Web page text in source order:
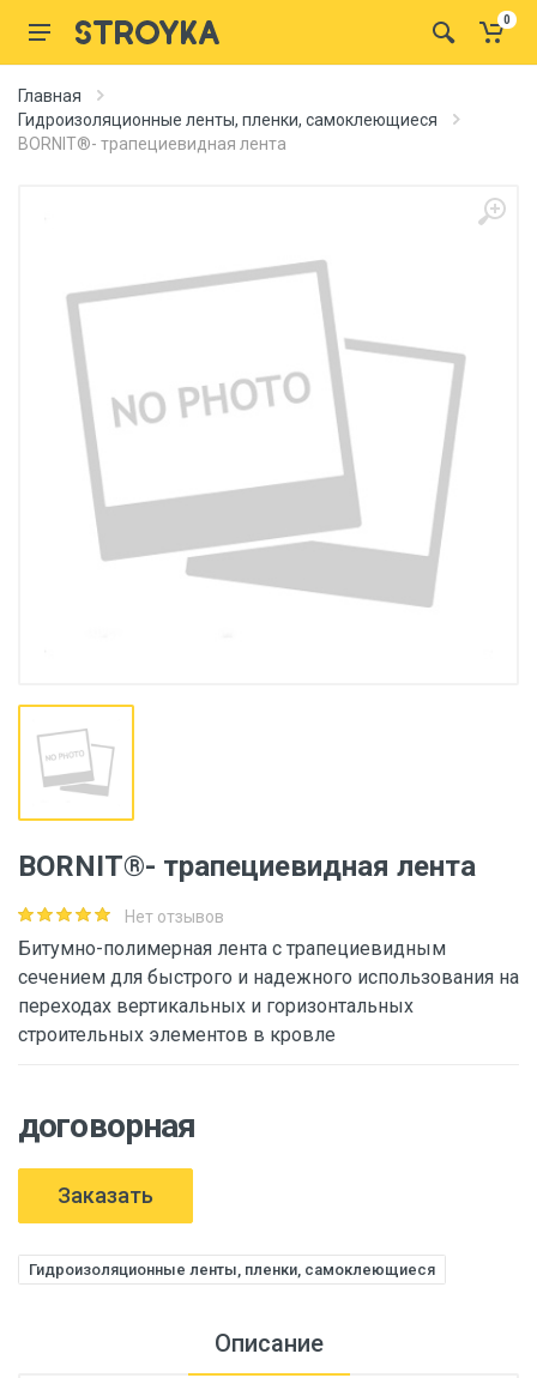
0
Главная
Гидроизоляционные ленты, пленки, самоклеющиеся
BORNIT®- трапециевидная лента
BORNIT®- трапециевидная лента
Нет отзывов
Битумно-полимерная лента с трапециевидным
сечением для быстрого и надежного использования на
переходах вертикальных и горизонтальных
строительных элементов в кровле
договорная
Заказать
Гидроизоляционные ленты, пленки, самоклеющиеся
Описание